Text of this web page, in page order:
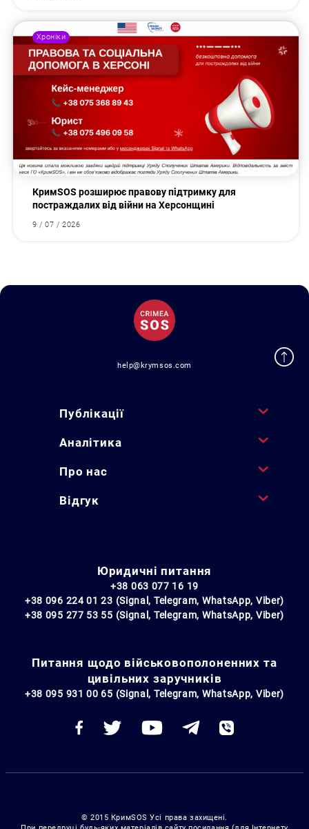
Хроніки
КримSOS розширює правову підтримку для
постраждалих від війни на Херсонщині
9 / 07 / 2026
help@krymsos.com
Публікації
Аналітика
Про нас
Відгук
Юридичні питання
+38 063 077 16 19
+38 096 224 01 23 (Signal, Telegram, WhatsApp, Viber)
+38 095 277 53 55 (Signal, Telegram, WhatsApp, Viber)
Питання щодо військовополоненних та
цивільних заручників
+38 095 931 00 65 (Signal, Telegram, WhatsApp, Viber)
© 2015 КримSOS Усі права захищені.